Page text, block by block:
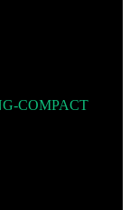
COMPACT